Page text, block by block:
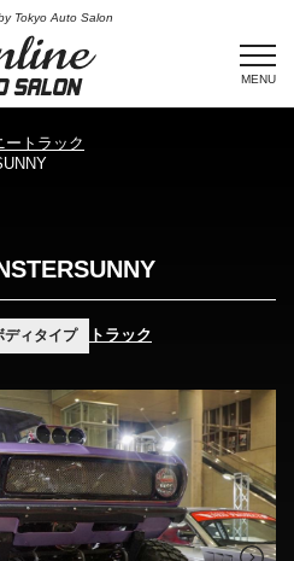
Tokyo Auto Salon
MENU
ートラック
ディタイプ トラック